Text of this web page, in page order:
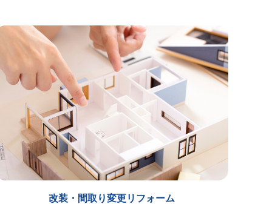
改装・間取り変更リフォーム